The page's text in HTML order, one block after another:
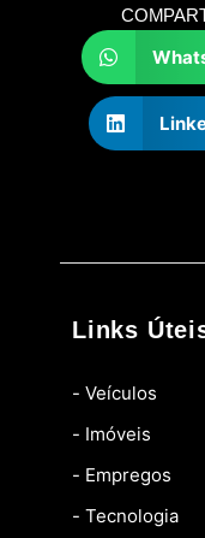
Links
- Veículos
- Imóveis
- Empregos
- Tecnologia